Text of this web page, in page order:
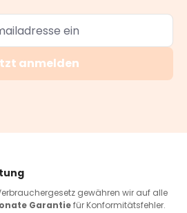
anmelden
gewähren wir auf alle
Garantiefür Konformitätsfehler.